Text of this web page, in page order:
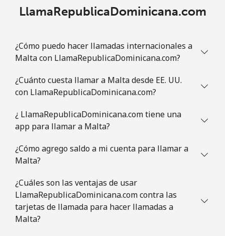
LlamaRepublicaDominicana.com
¿Cómo puedo hacer llamadas internacionales a
Malta con LlamaRepublicaDominicana.com?
¿Cuánto cuesta llamar a Malta desde EE. UU.
con LlamaRepublicaDominicana.com?
¿ LlamaRepublicaDominicana.com tiene una
app para llamar a Malta?
¿Cómo agrego saldo a mi cuenta para llamar a
Malta?
¿Cuáles son las ventajas de usar
LlamaRepublicaDominicana.com contra las
tarjetas de llamada para hacer llamadas a
Malta?